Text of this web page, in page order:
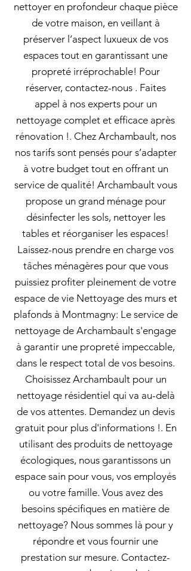
nettoyer en profondeur chaque pièce
de votre maison, en veillant à
préserver l’aspect luxueux de vos
espaces tout en garantissant une
propreté irréprochable! Pour
réserver, contactez-nous . Faites
appel à nos experts pour un
nettoyage complet et efficace après
rénovation !. Chez Archambault, nos
nos tarifs sont pensés pour s’adapter
à votre budget tout en offrant un
service de qualité! Archambault vous
propose un grand ménage pour
désinfecter les sols, nettoyer les
tables et réorganiser les espaces!
Laissez-nous prendre en charge vos
tâches ménagères pour que vous
puissiez profiter pleinement de votre
espace de vie Nettoyage des murs et
plafonds à Montmagny: Le service de
nettoyage de Archambault s'engage
à garantir une propreté impeccable,
dans le respect total de vos besoins.
Choisissez Archambault pour un
nettoyage résidentiel qui va au-delà
de vos attentes. Demandez un devis
gratuit pour plus d'informations !. En
utilisant des produits de nettoyage
écologiques, nous garantissons un
espace sain pour vous, vos employés
ou votre famille. Vous avez des
besoins spécifiques en matière de
nettoyage? Nous sommes là pour y
répondre et vous fournir une
prestation sur mesure. Contactez-